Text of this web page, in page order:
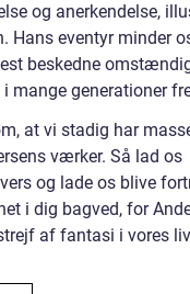
og anerkendelse,
Hans eventyr minder
beskedne
mange generationer
at vi stadig har
værker. Så lad os
og lade os blive
i dig bagved, for
af fantasi i vores